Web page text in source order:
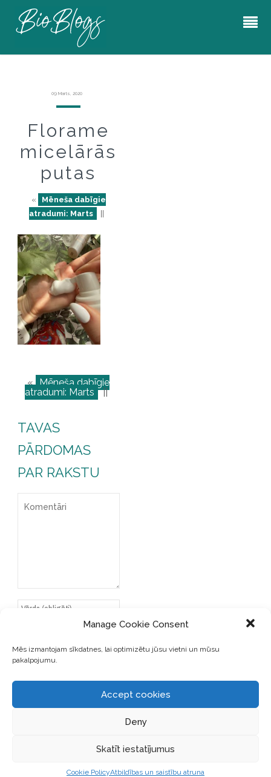
Manage Cookie Consent
Mēs izmantojam sīkdatnes, lai optimizētu jūsu vietni un mūsu
pakalpojumu.
Accept cookies
Deny
Skatīt iestatījumus
Cookie PolicyAtbildības un saistību atruna
09 Marts, 2020
Florame
micelārās
putas
«
Mēneša dabīgie
atradumi: Marts
« Mēneša dabīgie
atradumi: Marts ||
TAVAS
PĀRDOMAS
PAR RAKSTU
E-PASTA ADRESI UN VIETNI
ŠAJĀ PĀRLŪKPROGRAMMĀ
NĀKAMAJAI REIZEI, KAD